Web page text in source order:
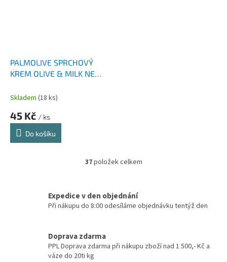
PALMOLIVE SPRCHOVÝ
KREM OLIVE & MILK NEW
Skladem (18 ks)
45 Kč / ks
Do košíku
O
á
d
p
r
37položek celkem
Expedice v den objednání
Při nákupu do 8:00 odesíláme objednávku tentýž den
Doprava zdarma
PPL Doprava zdarma při nákupu zboží nad 1 500,- Kč a
váze do 20ti kg